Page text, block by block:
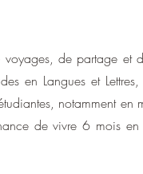
de partage et
en Langues et
notamment
de vivre 6 mois